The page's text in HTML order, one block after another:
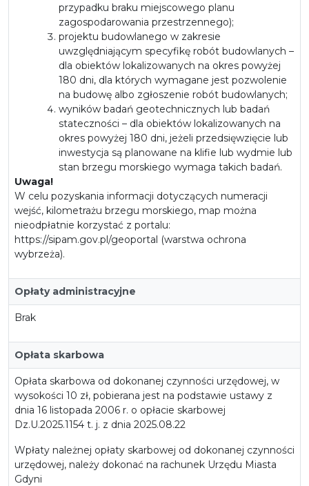
przypadku braku miejscowego planu
zagospodarowania przestrzennego);
projektu budowlanego w zakresie
uwzględniającym specyfikę robót budowlanych –
dla obiektów lokalizowanych na okres powyżej
180 dni, dla których wymagane jest pozwolenie
na budowę albo zgłoszenie robót budowlanych;
wyników badań geotechnicznych lub badań
stateczności – dla obiektów lokalizowanych na
okres powyżej 180 dni, jeżeli przedsięwzięcie lub
inwestycja są planowane na klifie lub wydmie lub
stan brzegu morskiego wymaga takich badań.
Uwaga!
W celu pozyskania informacji dotyczących numeracji
wejść, kilometrażu brzegu morskiego, map można
nieodpłatnie korzystać z portalu:
https://sipam.gov.pl/geoportal (warstwa ochrona
wybrzeża).
Opłaty administracyjne
Brak
Opłata skarbowa
Opłata skarbowa od dokonanej czynności urzędowej, w
wysokości 10 zł, pobierana jest na podstawie ustawy z
dnia 16 listopada 2006 r. o opłacie skarbowej
Dz.U.2025.1154 t. j. z dnia 2025.08.22
Wpłaty należnej opłaty skarbowej od dokonanej czynności
urzędowej, należy dokonać na rachunek Urzędu Miasta
Gdyni